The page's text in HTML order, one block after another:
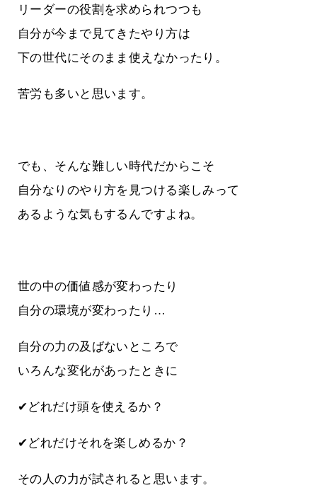
リーダーの役割を求められつつも
自分が今まで見てきたやり方は
下の世代にそのまま使えなかったり。
苦労も多いと思います。
でも、そんな難しい時代だからこそ
自分なりのやり方を見つける楽しみって
あるような気もするんですよね。
世の中の価値感が変わったり
自分の環境が変わったり…
自分の力の及ばないところで
いろんな変化があったときに
✔どれだけ頭を使えるか？
✔どれだけそれを楽しめるか？
その人の力が試されると思います。